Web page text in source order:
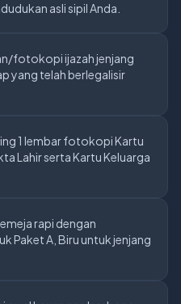
asli sipil Anda.
fotokopi ijazah jenjang
yang telah berlegalisir
1 lembar fotokopi Kartu
Lahir serta Kartu Keluarga
rapi dengan
Paket A, Biru untuk jenjang